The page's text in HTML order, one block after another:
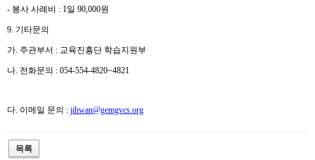
- 봉사 사례비 : 1일 90,000원
9. 기타문의
가. 주관부서 : 교육진흥단 학습지원부
나. 전화문의 : 054-554-4820~4821
다. 이메일 문의 : jihwan@gemgvcs.org